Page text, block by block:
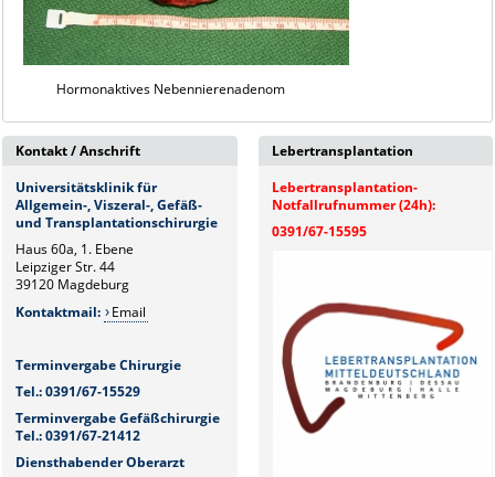
Hormonaktives Nebennierenadenom
Kontakt / Anschrift
Universitätsklinik für
Allgemein-, Viszeral-, Gefäß-
und Transplantationschirurgie
Haus 60a, 1. Ebene
Leipziger Str. 44
39120 Magdeburg
Kontaktmail:
Email
Terminvergabe Chirurgie
Tel.: 0391/67-15529
Terminvergabe Gefäßchirurgie
Tel.: 0391/67-21412
Diensthabender Oberarzt
Lebertransplantation
Lebertransplantation-
Notfallrufnummer (24h):
0391/67-15595